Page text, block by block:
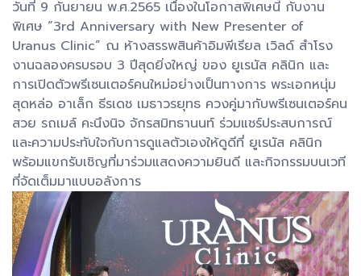
วันที่ 9 กันยายน พ.ศ.2565 เนื่องในโอกาสพิเศษนี้ กับงาน
พิเศษ “3rd Anniversary with New Presenter of
Uranus Clinic” ณ ห้างสรรพสินค้าอิมพีเรียล เวิลด์ สำโรง
งานฉลองครบรอบ 3 ปีสุดยิ่งใหญ่ ของ ยูเรนัส คลินิก และ
การเปิดตัวพรีเซนเตอร์คนใหม่อย่างเป็นทางการ พระเอกหนุ่ม
สุดหล่อ อาเล็ก ธีรเดช เมธาวรยุทธ ควงคู่มากับพรีเซนเตอร์คน
สวย รถเมล์ คะนึงนิจ จักรสมิทธานนท์ ร่วมแชร์ประสบการณ์
และความประทับใจกับการดูแลตัวเองให้ดูดีที่ ยูเรนัส คลินิก
พร้อมแขกรับเชิญที่มาร่วมแสดงความยินดี และกิจกรรมบนเวที
ที่จัดเต็มมาแบบอลังการ